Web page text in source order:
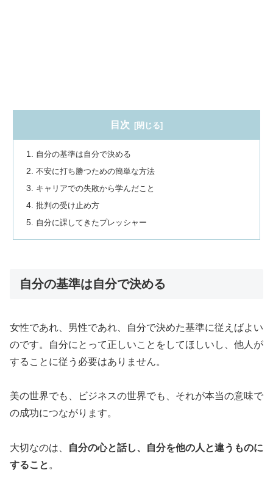
目次
自分の基準は自分で決める
不安に打ち勝つための簡単な方法
キャリアでの失敗から学んだこと
批判の受け止め方
自分に課してきたプレッシャー
自分の基準は自分で決める
女性であれ、男性であれ、自分で決めた基準に従えばよい
のです。自分にとって正しいことをしてほしいし、他人が
することに従う必要はありません。
美の世界でも、ビジネスの世界でも、それが本当の意味で
の成功につながります。
大切なのは、
自分の心と話し、自分を他の人と違うものに
すること 。